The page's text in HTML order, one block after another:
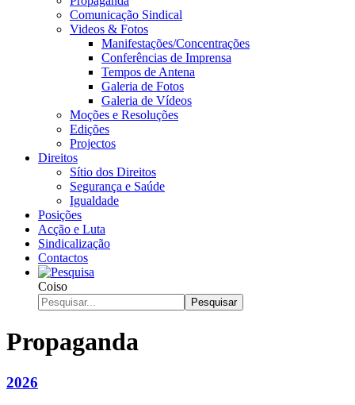
Comunicação Sindical
Videos & Fotos
Manifestações/Concentrações
Conferências de Imprensa
Tempos de Antena
Galeria de Fotos
Galeria de Vídeos
Moções e Resoluções
Edições
Projectos
Direitos
Sítio dos Direitos
Segurança e Saúde
Igualdade
Posições
Acção e Luta
Sindicalização
Contactos
Coiso
Pesquisar
Propaganda
2026